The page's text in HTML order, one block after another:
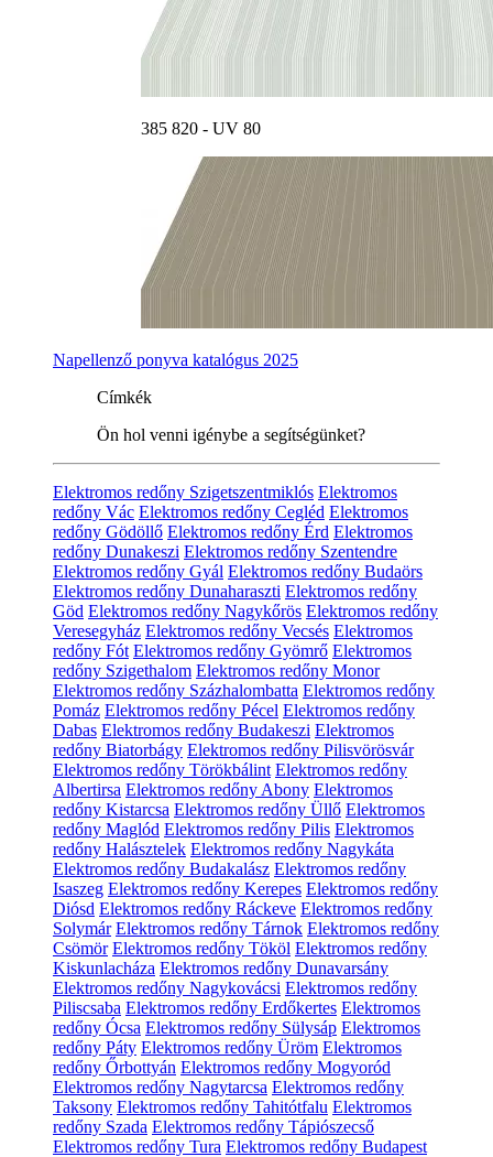
385 820 - UV 80
Napellenző ponyva katalógus 2025
Címkék
Ön hol venni igénybe a segítségünket?
Elektromos redőny Szigetszentmiklós Elektromos
redőny Vác Elektromos redőny Cegléd Elektromos
redőny Gödöllő Elektromos redőny Érd Elektromos
redőny Dunakeszi Elektromos redőny Szentendre
Elektromos redőny Gyál Elektromos redőny Budaörs
Elektromos redőny Dunaharaszti Elektromos redőny
Göd Elektromos redőny Nagykőrös Elektromos redőny
Veresegyház Elektromos redőny Vecsés Elektromos
redőny Fót Elektromos redőny Gyömrő Elektromos
redőny Szigethalom Elektromos redőny Monor
Elektromos redőny Százhalombatta Elektromos redőny
Pomáz Elektromos redőny Pécel Elektromos redőny
Dabas Elektromos redőny Budakeszi Elektromos
redőny Biatorbágy Elektromos redőny Pilisvörösvár
Elektromos redőny Törökbálint Elektromos redőny
Albertirsa Elektromos redőny Abony Elektromos
redőny Kistarcsa Elektromos redőny Üllő Elektromos
redőny Maglód Elektromos redőny Pilis Elektromos
redőny Halásztelek Elektromos redőny Nagykáta
Elektromos redőny Budakalász Elektromos redőny
Isaszeg Elektromos redőny Kerepes Elektromos redőny
Diósd Elektromos redőny Ráckeve Elektromos redőny
Solymár Elektromos redőny Tárnok Elektromos redőny
Csömör Elektromos redőny Tököl Elektromos redőny
Kiskunlacháza Elektromos redőny Dunavarsány
Elektromos redőny Nagykovácsi Elektromos redőny
Piliscsaba Elektromos redőny Erdőkertes Elektromos
redőny Ócsa Elektromos redőny Sülysáp Elektromos
redőny Páty Elektromos redőny Üröm Elektromos
redőny Őrbottyán Elektromos redőny Mogyoród
Elektromos redőny Nagytarcsa Elektromos redőny
Taksony Elektromos redőny Tahitótfalu Elektromos
redőny Szada Elektromos redőny Tápiószecső
Elektromos redőny Tura Elektromos redőny Budapest